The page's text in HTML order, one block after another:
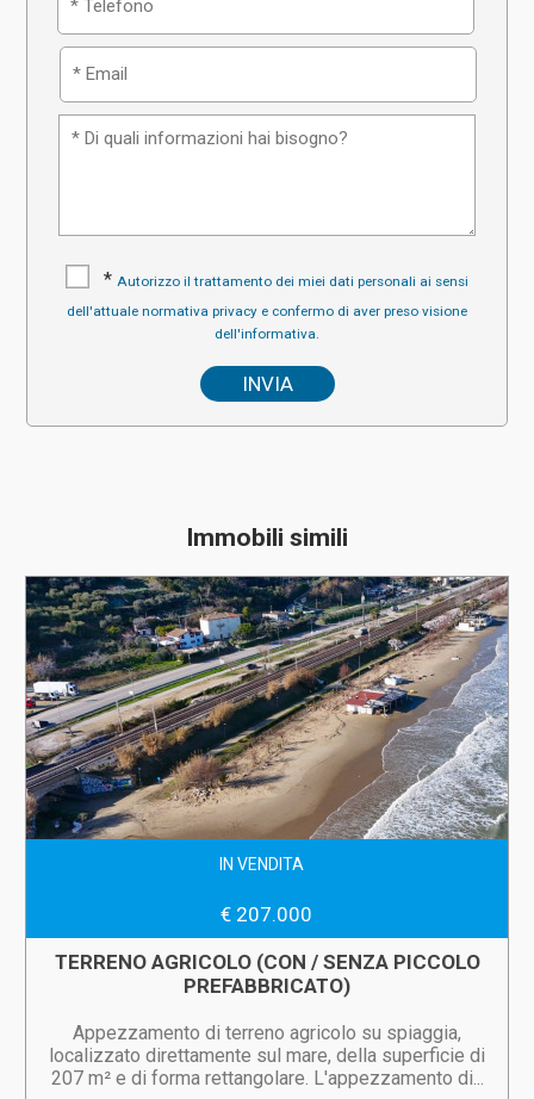
* Autorizzo il trattamento dei miei dati personali ai sensi
dell'attuale normativa privacy e confermo di aver preso visione
dell'informativa.
Immobili simili
IN VENDITA
€ 207.000
TERRENO AGRICOLO (CON / SENZA PICCOLO
PREFABBRICATO)
Appezzamento di terreno agricolo su spiaggia,
localizzato direttamente sul mare, della superficie di
207 m² e di forma rettangolare. L'appezzamento di...